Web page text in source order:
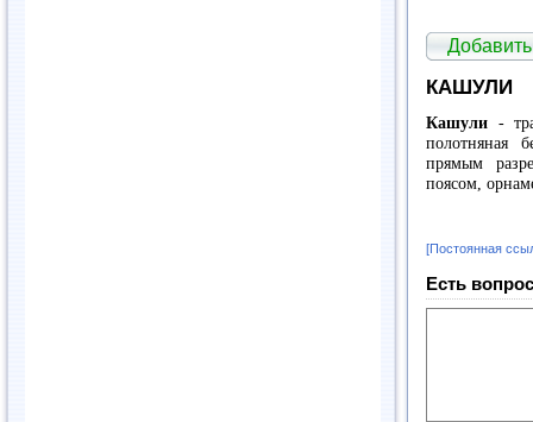
КАШУЛИ
Кашули -
полотняная
прямым
поясом,
[Постоянная
Есть